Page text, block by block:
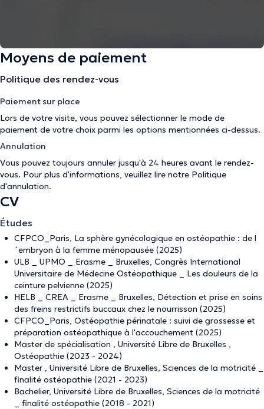
Moyens de paiement
Politique des rendez-vous
Paiement sur place
Lors de votre visite, vous pouvez sélectionner le mode de
paiement de votre choix parmi les options mentionnées ci-dessus.
Annulation
Vous pouvez toujours annuler jusqu'à 24 heures avant le rendez-
vous. Pour plus d'informations, veuillez lire notre Politique
d'annulation.
CV
Études
CFPCO_Paris, La sphère gynécologique en ostéopathie : de l
´embryon à la femme ménopausée (2025)
ULB _ UPMO _ Erasme _ Bruxelles, Congrès International
Universitaire de Médecine Ostéopathique _ Les douleurs de la
ceinture pelvienne (2025)
HELB _ CREA _ Erasme _ Bruxelles, Détection et prise en soins
des freins restrictifs buccaux chez le nourrisson (2025)
CFPCO_Paris, Ostéopathie périnatale : suivi de grossesse et
préparation ostéopathique à l'accouchement (2025)
Master de spécialisation , Université Libre de Bruxelles ,
Ostéopathie (2023 - 2024)
Master , Université Libre de Bruxelles, Sciences de la motricité _
finalité ostéopathie (2021 - 2023)
Bachelier, Université Libre de Bruxelles, Sciences de la motricité
_ finalité ostéopathie (2018 - 2021)